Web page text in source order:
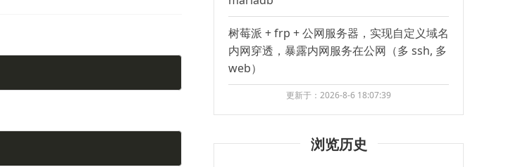
树莓派 + frp + 公网服务器，实现自定义域名
内网穿透，暴露内网服务在公网（多 ssh, 多
web）
更新于：2026-8-6 18:07:39
浏览历史